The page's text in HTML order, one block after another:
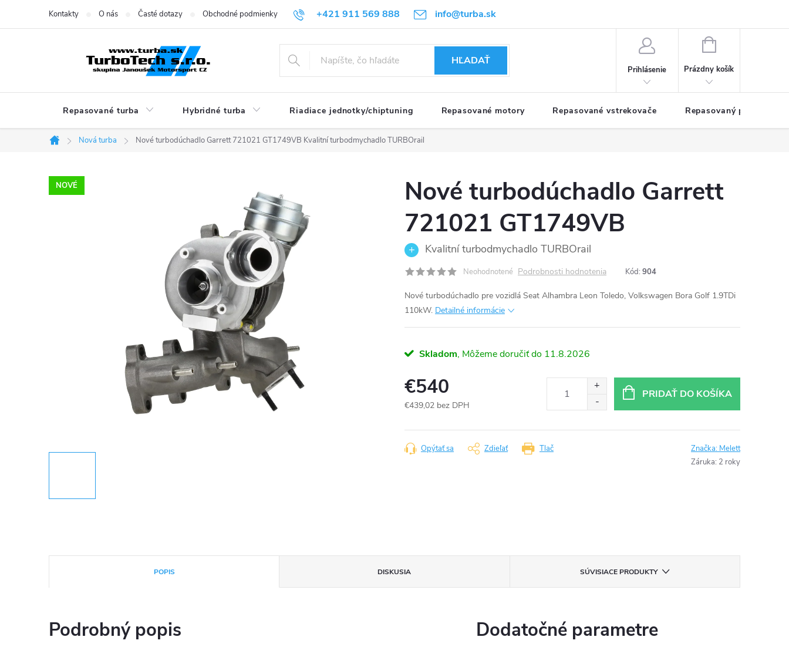
+421 911 569 888 info@turba.sk
Kontakty O nás Časté dotazy Obchodné podmienky GDPR
HĽADAŤ
Prihlásenie
NÁKUPNÝ
Prázdny košík
Repasované turba Hybridné turba Riadiace jednotky/chiptuning Repasované motory Repasované vstrekovače Repasovaný pohon TDM
Domov
Nová turba Nové turbodúchadlo Garrett 721021 GT1749VB Kvalitní turbodmychadlo TURBOrail
NOVÉ
Nové turbodúchadlo Garrett
721021 GT1749VB
Kvalitní turbodmychadlo TURBOrail
Neohodnotené Podrobnosti hodnotenia Kód: 904
Nové turbodúchadlo pre vozidlá Seat Alhambra Leon Toledo, Volkswagen Bora Golf 1.9TDi
110kW. Detailné informácie
Skladom 11.8.2026
€540
€439,02 bez DPH
cena:
PRIDAŤ DO KOŠÍKA
Tlač
Opýtať sa Zdieľať Značka: Melett
Záruka: 2 roky
POPIS DISKUSIA SÚVISIACE PRODUKTY
Podrobný popis Dodatočné parametre